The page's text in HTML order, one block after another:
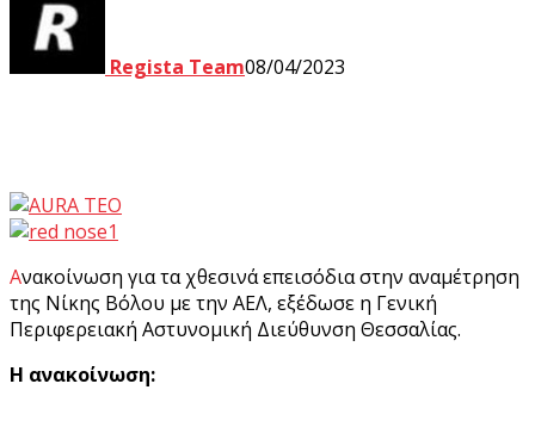
Regista Team08/04/2023
Ανακοίνωση για τα χθεσινά επεισόδια στην αναμέτρηση
της Νίκης Βόλου με την ΑΕΛ, εξέδωσε η Γενική
Περιφερειακή Αστυνομική Διεύθυνση Θεσσαλίας.
H ανακοίνωση: